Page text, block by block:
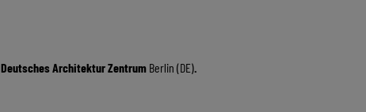
Deutsches Architektur Zentrum Berlin (DE)